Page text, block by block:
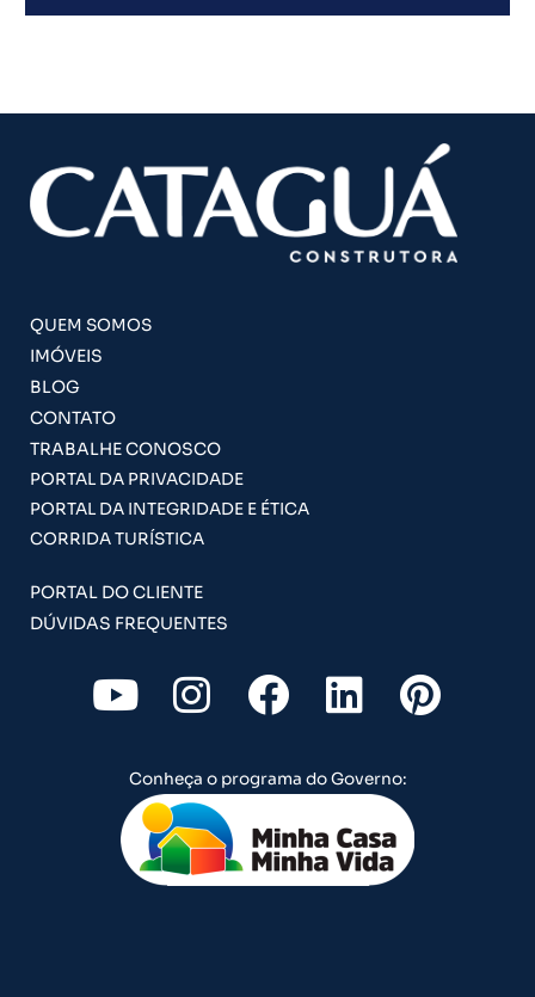
QUEM SOMOS
IMÓVEIS
BLOG
CONTATO
TRABALHE CONOSCO
PORTAL DA PRIVACIDADE
PORTAL DA INTEGRIDADE E ÉTICA
CORRIDA TURÍSTICA
PORTAL DO CLIENTE
DÚVIDAS FREQUENTES
Y
o
u
t
u
b
I
n
s
t
a
g
F
a
c
e
b
o
L
i
n
k
e
d
P
i
Conheça o programa do Governo: